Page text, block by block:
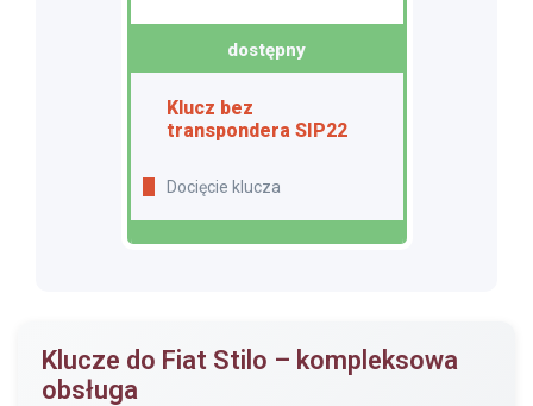
dostępny
Klucz bez
transpondera SIP22
Docięcie klucza
Klucze do Fiat Stilo – kompleksowa
obsługa